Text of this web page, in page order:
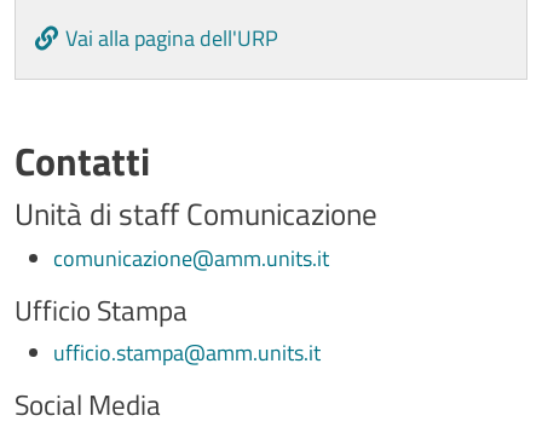
Vai alla pagina dell'URP
Contatti
Unità di staff Comunicazione
comunicazione@amm.units.it
Ufficio Stampa
ufficio.stampa@amm.units.it
Social Media